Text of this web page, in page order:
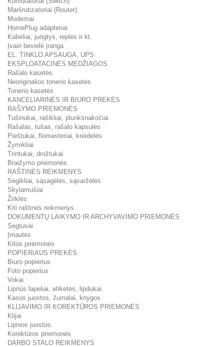
Maršrutizatoriai (Router)
Modemai
HomePlug adapteriai
Kabeliai, jungtys, replės ir kt.
Įvairi bevielė įranga
EL. TINKLO APSAUGA, UPS
EKSPLOATACINĖS MEDŽIAGOS
Rašalo kasetės
Neoriginalios tonerio kasetės
Tonerio kasetės
KANCELIARINĖS IR BIURO PREKĖS
RAŠYMO PRIEMONĖS
Tušinukai, rašikliai, plunksnakočiai
Rašalas, tušas, rašalo kapsulės
Pieštukai, flomasteriai, kreidelės
Žymikliai
Trintukai, drožtukai
Braižymo priemonės
RAŠTINĖS REIKMENYS
Segikliai, sąsagėlės, sąvaržėlės
Skylamušiai
Žirklės
Kiti raštinės reikmenys
DOKUMENTŲ LAIKYMO IR ARCHYVAVIMO PRIEMONĖS
Segtuvai
Įmautės
Kitos priemonės
POPIERIAUS PREKĖS
Biuro popierius
Foto popierius
Vokai
Lipnūs lapeliai, etiketės, lipdukai
Kasos juostos, žurnalai, knygos
KLIJAVIMO IR KOREKTŪROS PRIEMONĖS
Klijai
Lipnios juostos
Korektūros priemonės
DARBO STALO REIKMENYS